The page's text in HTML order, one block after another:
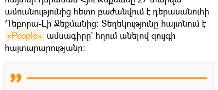
ամուսնությունից հետո բաժանվում է դերասանուհի
Դեբորա-Լի Ջեքմանից: Տեղեկությունը հայտնում է
«People» ամսագիրը` հղում անելով զույգի
հայտարարությանը։